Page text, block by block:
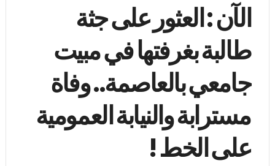
الآن : العثور على جثة
طالبة بغرفتها في مبيت
جامعي بالعاصمة.. وفاة
مسترابة والنيابة العمومية
على الخط !